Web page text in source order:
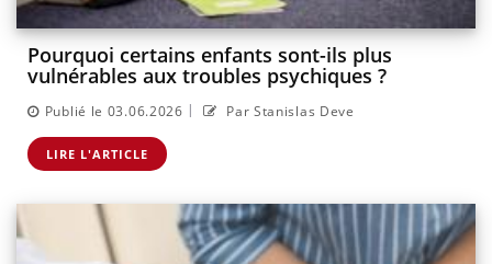
Pourquoi certains enfants sont-ils plus
vulnérables aux troubles psychiques ?
Publié le 03.06.2026 | Par Stanislas Deve
LIRE L'ARTICLE